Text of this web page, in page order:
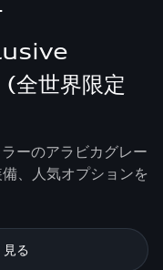
世界限定
ーのアラビカグレー
、人気オプションを
る